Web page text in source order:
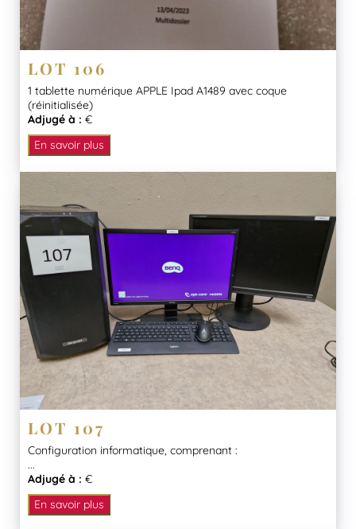
LOT 106
1 tablette numérique APPLE Ipad A1489 avec coque
(réinitialisée)
Adjugé à : €
En savoir plus
LOT 107
Configuration informatique, comprenant :
...
Adjugé à : €
En savoir plus